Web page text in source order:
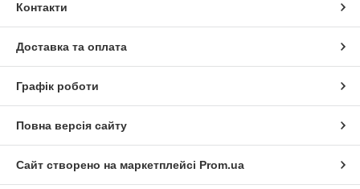
Контакти
Доставка та оплата
Графік роботи
Повна версія сайту
Сайт створено на маркетплейсі Prom.ua